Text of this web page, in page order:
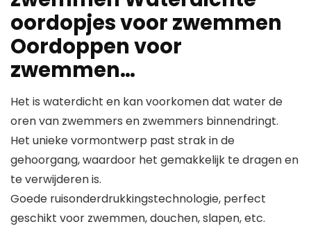
oordopjes voor zwemmen
Oordoppen voor
zwemmen…
Het is waterdicht en kan voorkomen dat water de
oren van zwemmers en zwemmers binnendringt.
Het unieke vormontwerp past strak in de
gehoorgang, waardoor het gemakkelijk te dragen en
te verwijderen is.
Goede ruisonderdrukkingstechnologie, perfect
geschikt voor zwemmen, douchen, slapen, etc.